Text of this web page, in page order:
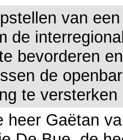
van
de
bevorderen
de
te versterken
heer Gaëtan